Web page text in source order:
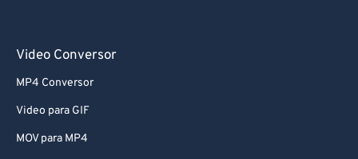
Video Conversor
MP4 Conversor
Video para GIF
MOV para MP4